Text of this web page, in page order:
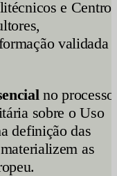
e Centros
validada
no processo
sobre o Uso
definição das
as